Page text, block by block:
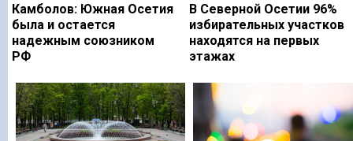
Камболов: Южная Осетия
была и остается
надежным союзником
РФ
В Северной Осетии 96%
избирательных участков
находятся на первых
этажах